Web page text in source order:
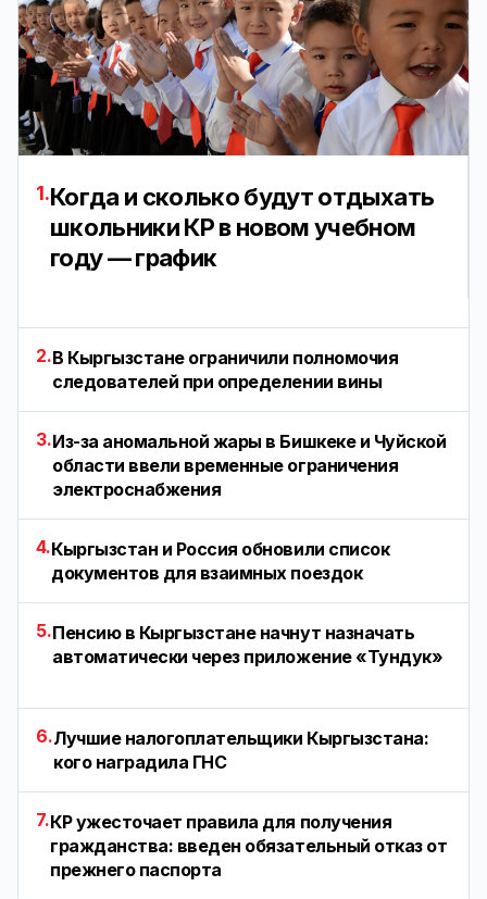
1.Когда и сколько будут отдыхать
школьники КР в новом учебном
году — график
2.В Кыргызстане ограничили полномочия
следователей при определении вины
3.Из-за аномальной жары в Бишкеке и Чуйской
области ввели временные ограничения
электроснабжения
4.Кыргызстан и Россия обновили список
документов для взаимных поездок
5.Пенсию в Кыргызстане начнут назначать
автоматически через приложение «Тундук»
6.Лучшие налогоплательщики Кыргызстана:
кого наградила ГНС
7.КР ужесточает правила для получения
гражданства: введен обязательный отказ от
прежнего паспорта